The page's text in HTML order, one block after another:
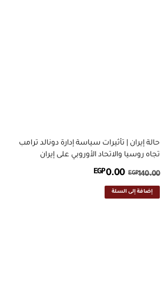
حالة إيران | تأثيرات سياسة إدارة دونالد ترامب
تجاه روسيا والاتحاد الأوروبي على إيران
EGP140.00
EGP0.00
إضافة إلى السلة